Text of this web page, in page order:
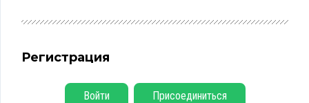
Регистрация
Войти Присоединиться